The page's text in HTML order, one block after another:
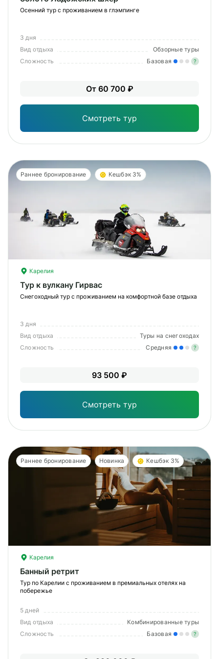
Осенний тур с проживанием в глэмпинге
3 дня
Вид отдыха
Обзорные туры
Сложность
Базовая ?
От 60 700 ₽
Смотреть тур
Раннее бронирование Кешбэк 3%
Карелия
Тур к вулкану Гирвас
Снегоходный тур с проживанием на комфортной базе отдыха
3 дня
Вид отдыха
Туры на снегоходах
Сложность
Средняя ?
93 500 ₽
Смотреть тур
Раннее бронирование Новинка Кешбэк 3%
Карелия
Банный ретрит
Тур по Карелии с проживанием в премиальных отелях на
побережье
5 дней
Вид отдыха
Комбинированные туры
Сложность
Базовая ?